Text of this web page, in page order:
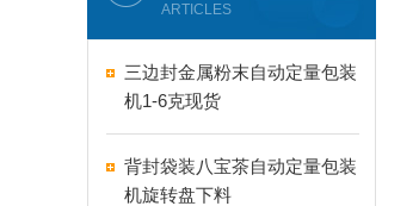
ARTICLES
三边封金属粉末自动定量包装
机1-6克现货
背封袋装八宝茶自动定量包装
机旋转盘下料